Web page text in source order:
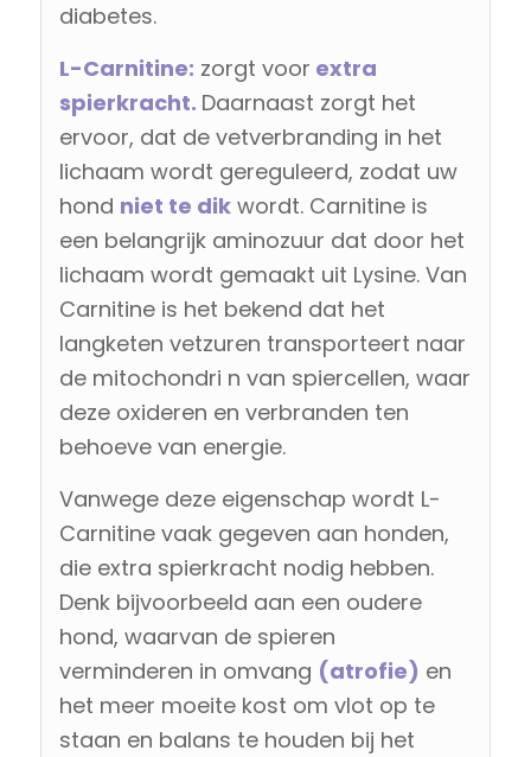
diabetes.
L-Carnitine: zorgt voor extra
spierkracht. Daarnaast zorgt het
ervoor, dat de vetverbranding in het
lichaam wordt gereguleerd, zodat uw
hond niet te dikwordt. Carnitine is
een belangrijk aminozuur dat door het
lichaam wordt gemaakt uit Lysine. Van
Carnitine is het bekend dat het
langketen vetzuren transporteert naar
de mitochondri n van spiercellen, waar
deze oxideren en verbranden ten
behoeve van energie.
Vanwege deze eigenschap wordt L-
Carnitine vaak gegeven aan honden,
die extra spierkracht nodig hebben.
Denk bijvoorbeeld aan een oudere
hond, waarvan de spieren
verminderen in omvang (atrofie) en
het meer moeite kost om vlot op te
staan en balans te houden bij het